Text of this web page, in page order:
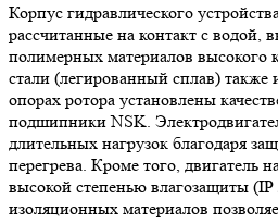
Корпус гидравлического
рассчитанные на контакт с
полимерных материалов высокого
стали (легированный сплав) также
опорах ротора установлены
подшипники NSK.
длительных нагрузок благодаря
перегрева. Кроме того, двигатель
высокой степенью влагозащиты (IP
изоляционных материалов